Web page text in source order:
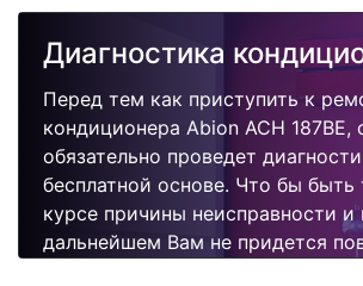
качественно и недорого.
Диагностика
Перед тем как приступить к
кондиционера Abion ACH 187BE,
обязательно проведет
бесплатной основе. Что бы быть
курсе причины неисправности и
дальнейшем Вам не придется